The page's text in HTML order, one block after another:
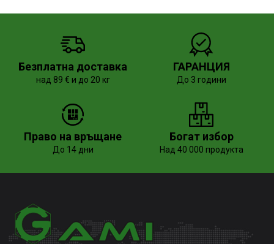
Безплатна доставка
над 89 € и до 20 кг
ГАРАНЦИЯ
До 3 години
Право на връщане
До 14 дни
Богат избор
Над 40 000 продукта